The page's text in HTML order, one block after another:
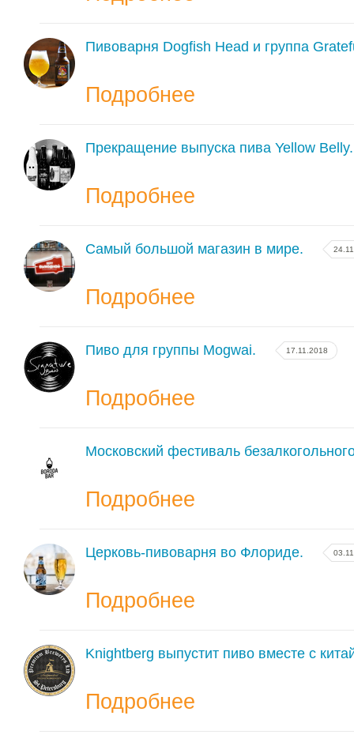
Пивоварня Dogfish Head и группа
Подробнее
Прекращение выпуска пива Yellow Belly.
Подробнее
Самый большой магазин в мире.
Подробнее
Пиво для группы Mogwai. 17.11.2018
Подробнее
Московский фестиваль
Подробнее
Церковь-пивоварня во Флориде.
Подробнее
Knightberg выпустит пиво вместе с
Подробнее